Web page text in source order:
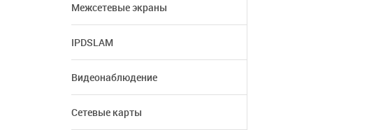
Межсетевые экраны
IPDSLAM
Видеонаблюдение
Сетевые карты